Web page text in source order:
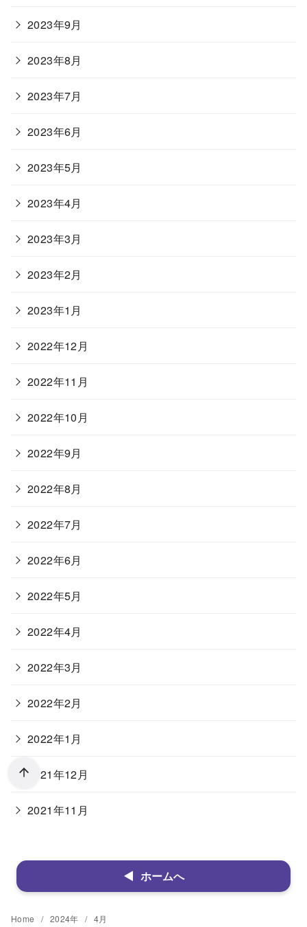
2023年9月
2023年8月
2023年7月
2023年6月
2023年5月
2023年4月
2023年3月
2023年2月
2023年1月
2022年12月
2022年11月
2022年10月
2022年9月
2022年8月
2022年7月
2022年6月
2022年5月
2022年4月
2022年3月
2022年2月
2022年1月
2021年12月
2021年11月
ホームへ
Home 2024年 4月